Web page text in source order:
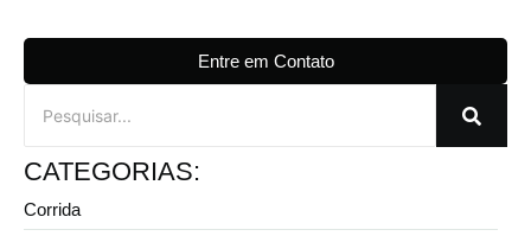
Entre em Contato
CATEGORIAS:
Corrida